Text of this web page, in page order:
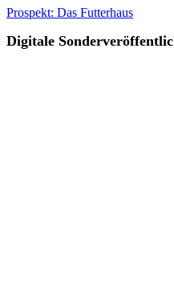
Prospekt: Das Futterhaus
Digitale